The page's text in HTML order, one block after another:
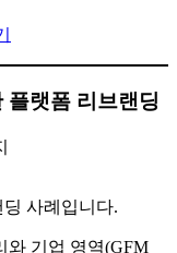
플랫폼 리브랜딩
딩 사례입니다.
와 기업 영역(GFM